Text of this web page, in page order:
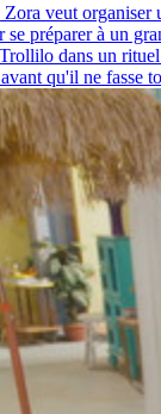
veut organiser
se préparer à un
dans un
qu'il ne fasse